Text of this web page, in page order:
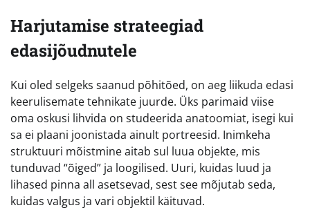
Harjutamise strateegiad
edasijõudnutele
Kui oled selgeks saanud põhitõed, on aeg liikuda edasi
keerulisemate tehnikate juurde. Üks parimaid viise
oma oskusi lihvida on studeerida anatoomiat, isegi kui
sa ei plaani joonistada ainult portreesid. Inimkeha
struktuuri mõistmine aitab sul luua objekte, mis
tunduvad “õiged” ja loogilised. Uuri, kuidas luud ja
lihased pinna all asetsevad, sest see mõjutab seda,
kuidas valgus ja vari objektil käituvad.